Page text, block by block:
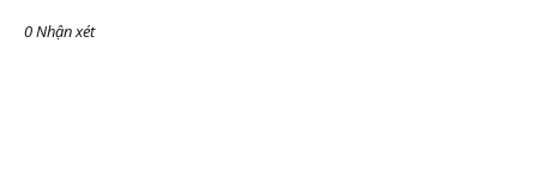
0 Nhận xét